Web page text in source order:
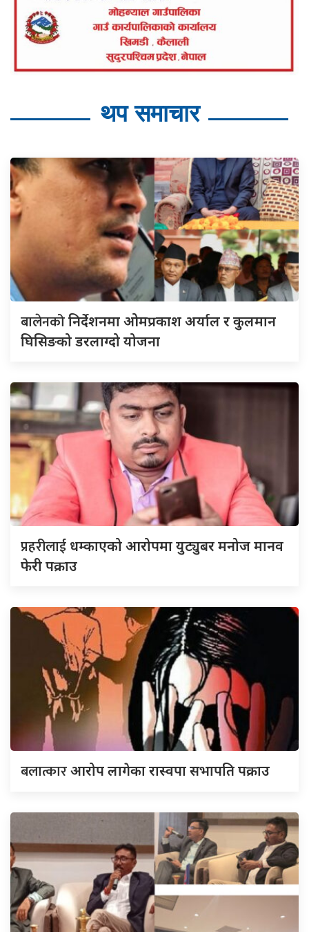
थप समाचार
बालेनकोनिर्देशनमा ओमप्रकाश अर्याल र कुलमान
घिसिङको डरलाग्दो योजना
प्रहरीलाई धम्काएको आरोपमा युट्युबर मनोज मानव
फेरी पक्राउ
बलात्कारआरोप लागेका रास्वपा सभापति पक्राउ